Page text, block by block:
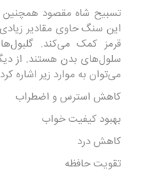
تسبیح شاه مقصود
این سنگ حاوی مقادیر
قرمز کمک می‌کند.
سلول‌های بدن هستند. از
می‌توان به موارد زیر اشاره
کاهش استرس و اضطراب
بهبود کیفیت خواب
کاهش درد
تقویت حافظه